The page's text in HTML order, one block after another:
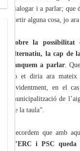
dialogar i a parlar; que
sortir alguna cosa, jo
Sobre la
alternatiu, la cap de
tanquem a parlar.
Jo et diria ara
Evidentment, en el
municipalització de
de la taula”.
Recordem que amb
d’ERC i PSC